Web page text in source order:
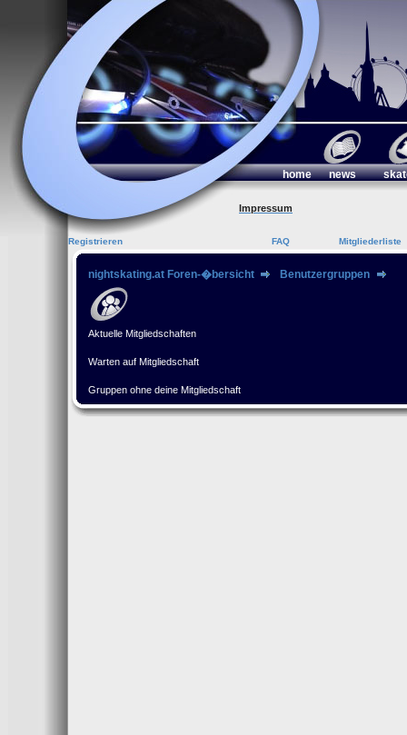
home news
Impressum
Registrieren FAQ Mitgliederliste
nightskating.at Foren-�bersicht Benutzergruppen
Aktuelle Mitgliedschaften
Warten auf Mitgliedschaft
Gruppen ohne deine Mitgliedschaft